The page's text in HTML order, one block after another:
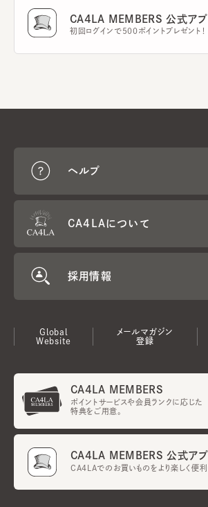
CA4LA MEMBERS 公式アプ
初回ログインで500ポイントプレゼント！
ヘルプ
CA4LAについて
採用情報
Global
Website
メールマガジン
登録
CA4LA MEMBERS
ポイントサービスや会員ランクに応じた
特典をご用意。
CA4LA MEMBERS 公式アプ
CA4LAでのお買いものをより楽しく便利